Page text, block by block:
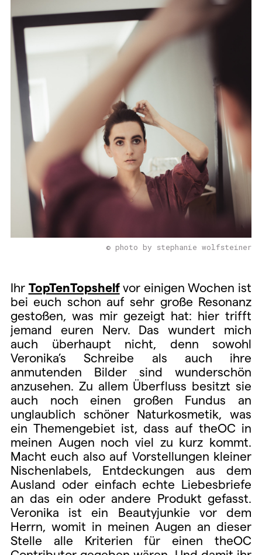
© photo by stephanie wolfsteiner
Ihr TopTenTopshelfvor einigen Wochen ist
bei euch schon auf sehr große Resonanz
gestoßen, was mir gezeigt hat: hier trifft
jemand euren Nerv. Das wundert mich
auch überhaupt nicht, denn sowohl
Veronika’s Schreibe als auch ihre
anmutenden Bilder sind wunderschön
anzusehen. Zu allem Überfluss besitzt sie
auch noch einen großen Fundus an
unglaublich schöner Naturkosmetik, was
ein Themengebiet ist, dass auf theOC in
meinen Augen noch viel zu kurz kommt.
Macht euch also auf Vorstellungen kleiner
Nischenlabels, Entdeckungen aus dem
Ausland oder einfach echte Liebesbriefe
an das ein oder andere Produkt gefasst.
Veronika ist ein Beautyjunkie vor dem
Herrn, womit in meinen Augen an dieser
Stelle alle Kriterien für einen theOC